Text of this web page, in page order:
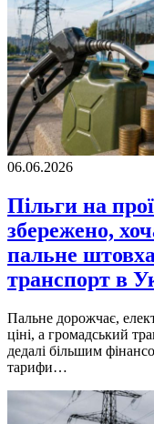
06.06.2026
Пільги на
збережено,
пальне
транспорт в
Пальне дорожчає,
ціні, а громадський
дедалі більшим
тарифи…